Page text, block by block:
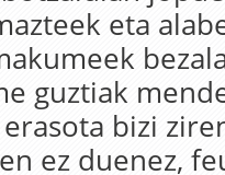
eta
guztiak
bizi
ez duenez,